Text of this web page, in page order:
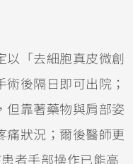
「去細胞真皮微創
後隔日即可出院；
但靠著藥物與肩部姿
痛狀況；爾後醫師更
者手部操作已能高